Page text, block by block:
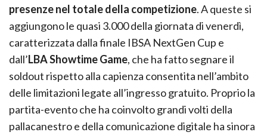
presenze nel totale della competizione. A queste si
aggiungono le quasi 3.000 della giornata di venerdì,
caratterizzata dalla finale IBSA NextGen Cup e
dall’LBA Showtime Game, che ha fatto segnare il
soldout rispetto alla capienza consentita nell’ambito
delle limitazioni legate all’ingresso gratuito. Proprio la
partita-evento che ha coinvolto grandi volti della
pallacanestro e della comunicazione digitale ha sinora